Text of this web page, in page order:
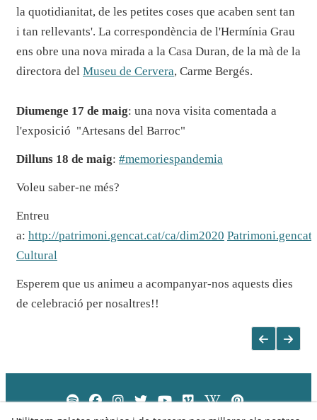
la quotidianitat, de les petites coses que acaben sent tan
i tan rellevants'. La correspondència de l'Hermínia Grau
ens obre una nova mirada a la Casa Duran, de la mà de la
directora del Museu de Cervera, Carme Bergés.
Diumenge 17 de maig: una nova visita comentada a
l'exposició "Artesans del Barroc"
Dilluns 18 de maig: #memoriespandemia
Voleu saber-ne més?
Entreu
a: http://patrimoni.gencat.cat/ca/dim2020 Patrimoni.gencat
Cultural
Esperem que us animeu a acompanyar-nos aquests dies
de celebració per nosaltres!!